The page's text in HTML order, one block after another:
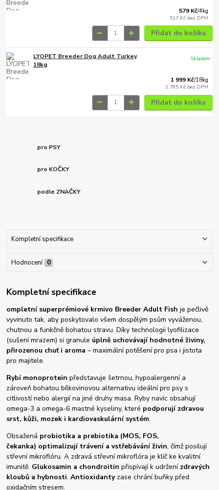
579 Kč/4kg
517 Kč bez DPH
Přidat do košíku
LYOPET Breeder Dog Adult Turkey
18kg
1 999 Kč/18kg
1 785 Kč bez DPH
Skladem
Přidat do košíku
pro PSY
pro KOČKY
podle ZNAČKY
Kompletní specifikace
Hodnocení 0
Kompletní specifikace
ompletní superprémiové krmivo Breeder Adult Fish je pečlivě
vyvinuto tak, aby poskytovalo všem dospělým psům vyváženou,
chutnou a funkčně bohatou stravu. Díky technologii lyofilizace
(sušení mrazem) si granule úplně uchovávají hodnotné živiny,
přirozenou chuť i aroma – maximální potěšení pro psa i jistota
pro majitele.
Rybí monoprotein představuje šetrnou, hypoalergenní a
zároveň bohatou bílkovinovou alternativu ideální pro psy s
citlivostí nebo alergií na jiné druhy masa.Ryby navíc obsahují
omega-3 a omega-6 mastné kyseliny, které podporují zdravou
srst, kůži, mozek i kardiovaskulární systém.
Obsažená probiotika a prebiotika (MOS, FOS,
čekanka) optimalizují trávení a vstřebávání živin, čímž posilují
střevní mikroflóru. A zdravá střevní mikroflóra je klíč ke kvalitní
imunitě. Glukosamin a chondroitin přispívají k udržení zdravých
kloubů a hybnosti.Antioxidantyzase chrání buňky před
oxidačním stresem.